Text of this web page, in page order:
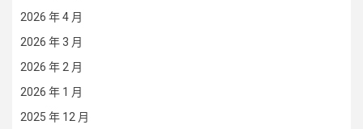
2026 年 4 月
2026 年 3 月
2026 年 2 月
2026 年 1 月
2025 年 12 月